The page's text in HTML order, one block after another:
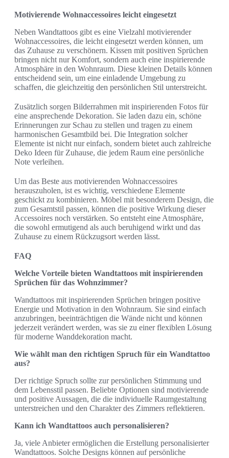
Motivierende Wohnaccessoires leicht eingesetzt
Neben Wandtattoos gibt es eine Vielzahl motivierender
Wohnaccessoires, die leicht eingesetzt werden können, um
das Zuhause zu verschönern. Kissen mit positiven Sprüchen
bringen nicht nur Komfort, sondern auch eine inspirierende
Atmosphäre in den Wohnraum. Diese kleinen Details können
entscheidend sein, um eine einladende Umgebung zu
schaffen, die gleichzeitig den persönlichen Stil unterstreicht.
Zusätzlich sorgen Bilderrahmen mit inspirierenden Fotos für
eine ansprechende Dekoration. Sie laden dazu ein, schöne
Erinnerungen zur Schau zu stellen und tragen zu einem
harmonischen Gesamtbild bei. Die Integration solcher
Elemente ist nicht nur einfach, sondern bietet auch zahlreiche
Deko Ideen für Zuhause, die jedem Raum eine persönliche
Note verleihen.
Um das Beste aus motivierenden Wohnaccessoires
herauszuholen, ist es wichtig, verschiedene Elemente
geschickt zu kombinieren. Möbel mit besonderem Design, die
zum Gesamtstil passen, können die positive Wirkung dieser
Accessoires noch verstärken. So entsteht eine Atmosphäre,
die sowohl ermutigend als auch beruhigend wirkt und das
Zuhause zu einem Rückzugsort werden lässt.
FAQ
Welche Vorteile bieten Wandtattoos mit inspirierenden
Sprüchen für das Wohnzimmer?
Wandtattoos mit inspirierenden Sprüchen bringen positive
Energie und Motivation in den Wohnraum. Sie sind einfach
anzubringen, beeinträchtigen die Wände nicht und können
jederzeit verändert werden, was sie zu einer flexiblen Lösung
für moderne Wanddekoration macht.
Wie wählt man den richtigen Spruch für ein Wandtattoo
aus?
Der richtige Spruch sollte zur persönlichen Stimmung und
dem Lebensstil passen. Beliebte Optionen sind motivierende
und positive Aussagen, die die individuelle Raumgestaltung
unterstreichen und den Charakter des Zimmers reflektieren.
Kann ich Wandtattoos auch personalisieren?
Ja, viele Anbieter ermöglichen die Erstellung personalisierter
Wandtattoos. Solche Designs können auf persönliche